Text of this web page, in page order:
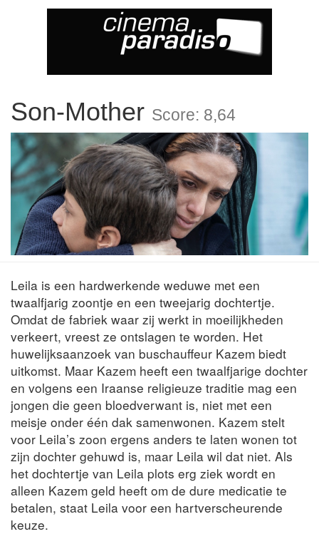
Son-Mother Score: 8,64
Leila is een hardwerkende weduwe met een
twaalfjarig zoontje en een tweejarig dochtertje.
Omdat de fabriek waar zij werkt in moeilijkheden
verkeert, vreest ze ontslagen te worden. Het
huwelijksaanzoek van buschauffeur Kazem biedt
uitkomst. Maar Kazem heeft een twaalfjarige dochter
en volgens een Iraanse religieuze traditie mag een
jongen die geen bloedverwant is, niet met een
meisje onder één dak samenwonen. Kazem stelt
voor Leila’s zoon ergens anders te laten wonen tot
zijn dochter gehuwd is, maar Leila wil dat niet. Als
het dochtertje van Leila plots erg ziek wordt en
alleen Kazem geld heeft om de dure medicatie te
betalen, staat Leila voor een hartverscheurende
keuze.